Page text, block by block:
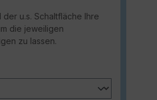
u.s. Schaltfläche Ihre
die jeweiligen
zu lassen.